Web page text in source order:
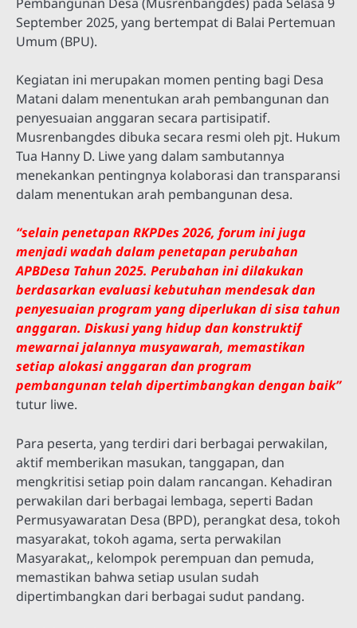
September 2025, yang bertempat di Balai Pertemuan
Umum (BPU).
Kegiatan ini merupakan momen penting bagi Desa
Matani dalam menentukan arah pembangunan dan
penyesuaian anggaran secara partisipatif.
Musrenbangdes dibuka secara resmi oleh pjt. Hukum
Tua Hanny D. Liwe yang dalam sambutannya
menekankan pentingnya kolaborasi dan transparansi
dalam menentukan arah pembangunan desa.
“selain penetapan RKPDes 2026, forum ini juga
menjadi wadah dalam penetapan perubahan
APBDesa Tahun 2025. Perubahan ini dilakukan
berdasarkan evaluasi kebutuhan mendesak dan
penyesuaian program yang diperlukan di sisa tahun
anggaran. Diskusi yang hidup dan konstruktif
mewarnai jalannya musyawarah, memastikan
setiap alokasi anggaran dan program
pembangunan telah dipertimbangkan dengan baik”
tutur liwe.
Para peserta, yang terdiri dari berbagai perwakilan,
aktif memberikan masukan, tanggapan, dan
mengkritisi setiap poin dalam rancangan. Kehadiran
perwakilan dari berbagai lembaga, seperti Badan
Permusyawaratan Desa (BPD), perangkat desa, tokoh
masyarakat, tokoh agama, serta perwakilan
Masyarakat,, kelompok perempuan dan pemuda,
memastikan bahwa setiap usulan sudah
dipertimbangkan dari berbagai sudut pandang.